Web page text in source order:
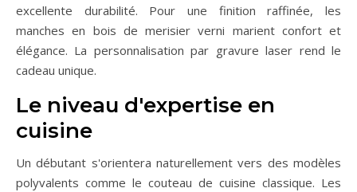
excellente durabilité. Pour une finition raffinée, les
manches en bois de merisier verni marient confort et
élégance. La personnalisation par gravure laser rend le
cadeau unique.
Le niveau d'expertise en
cuisine
Un débutant s'orientera naturellement vers des modèles
polyvalents comme le couteau de cuisine classique. Les